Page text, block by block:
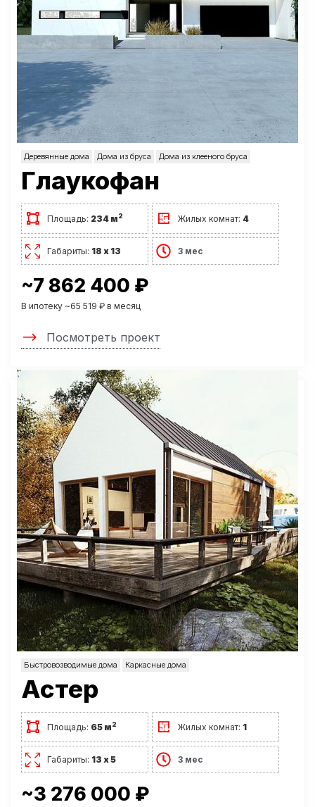
Деревянные дома Дома из бруса Дома из клееного бруса
Глаукофан
Площадь: 234 м2 Жилых комнат: 4
Габариты: 18 х 13 3 мес
~7 862 400 ₽
В ипотеку ~65 519 ₽ в месяц
Посмотреть проект
Быстровозводимые дома Каркасные дома
Астер
Площадь: 65 м2 Жилых комнат: 1
Габариты: 13 х 5 3 мес
~3 276 000 ₽